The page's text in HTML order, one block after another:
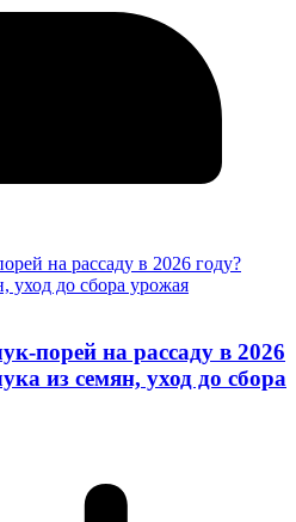
порей на рассаду в 2026
из семян, уход до сбора